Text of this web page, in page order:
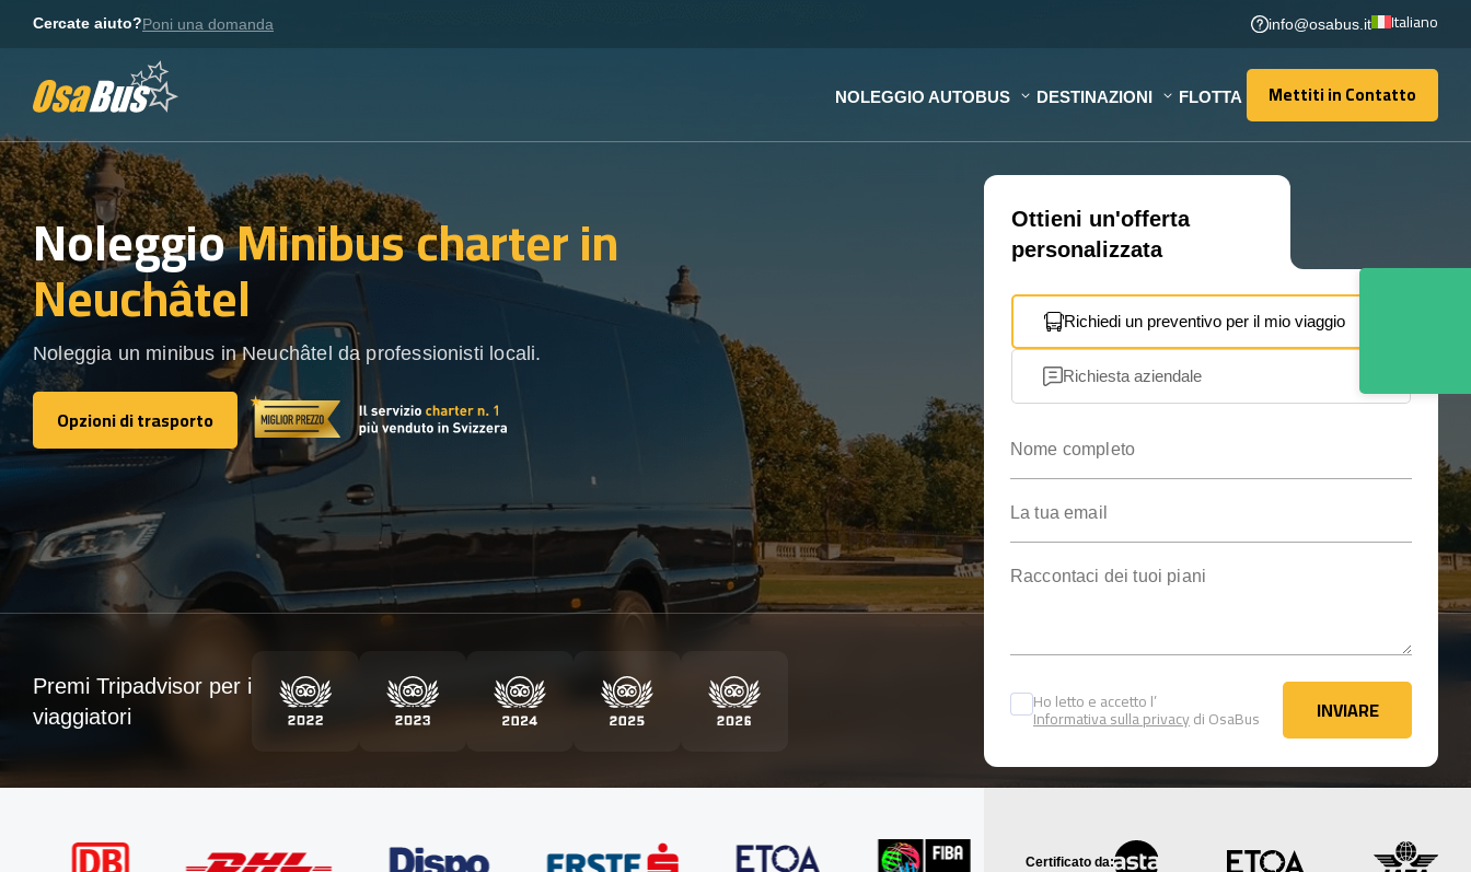
Cercate aiuto?Poni una domanda info@osabus.it Italiano
NOLEGGIO AUTOBUS DESTINAZIONI FLOTTA Mettiti in Contatto
Mettiti in Contatto
NoleggioMinibus charterin
Neuchâtel
Noleggia un minibus in Neuchâtel da professionisti locali.
Opzioni di trasporto
Opzioni di trasporto
Ottieni un'offerta
personalizzata
Richiedi un preventivo per il mio viaggio
Richiesta aziendale
Ho letto e accetto l’
Informativa sulla privacydi OsaBus INVIARE
INVIARE
Premi Tripadvisor per i
viaggiatori
Certificato da: